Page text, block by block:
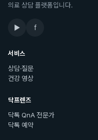
의료 상담 플랫폼입니다.
▶ f
서비스
상담·질문
건강 영상
닥프렌즈
닥톡 QnA 전문가
닥톡 예약